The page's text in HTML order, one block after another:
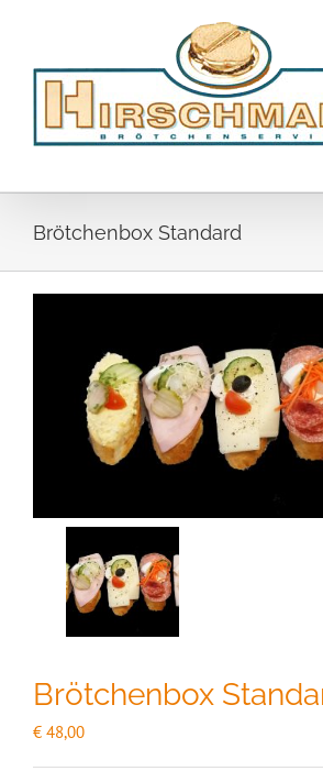
Brötchenbox Standard
Brötchenbox
€ 48,00